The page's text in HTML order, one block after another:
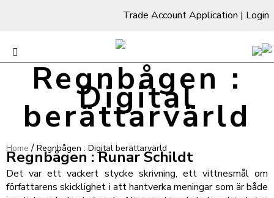
Trade Account Application | Login
Regnbågen :
Digital
berättarvärld
Home / Regnbågen : Digital berättarvärld
Regnbågen : Runar Schildt
Det var ett vackert stycke skrivning, ett vittnesmål om
författarens skicklighet i att hantverka meningar som är både